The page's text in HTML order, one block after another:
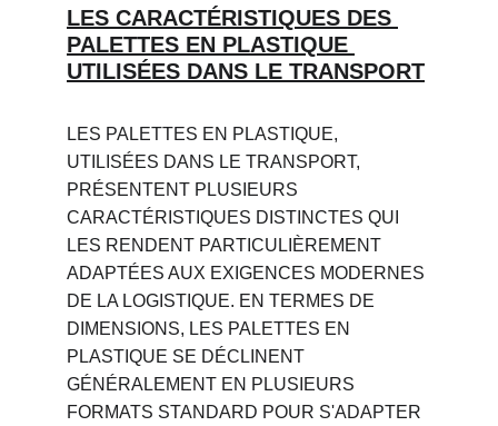
LES CARACTÉRISTIQUES DES
PALETTES EN PLASTIQUE
UTILISÉES DANS LE TRANSPORT
LES PALETTES EN PLASTIQUE,
UTILISÉES DANS LE TRANSPORT,
PRÉSENTENT PLUSIEURS
CARACTÉRISTIQUES DISTINCTES QUI
LES RENDENT PARTICULIÈREMENT
ADAPTÉES AUX EXIGENCES MODERNES
DE LA LOGISTIQUE. EN TERMES DE
DIMENSIONS, LES PALETTES EN
PLASTIQUE SE DÉCLINENT
GÉNÉRALEMENT EN PLUSIEURS
FORMATS STANDARD POUR S'ADAPTER